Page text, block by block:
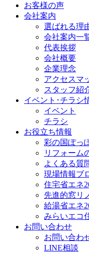
お客様の声
会社案内
選ばれる理
会社案内一
代表挨拶
会社概要
企業理念
アクセスマ
スタッフ紹
イベント･チラシ
イベント
チラシ
お役立ち情報
彩の国ぽっ
リフォーム
よくある質
現場情報ブ
住宅省エネ
先進的窓リ
給湯省エネ
みらいエコ
お問い合わせ
お問い合わ
LINE相談